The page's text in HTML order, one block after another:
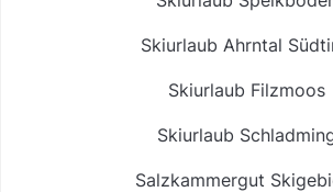
Skiurlaub Ahrntal
Skiurlaub Filzmoos
Skiurlaub
Salzkammergut